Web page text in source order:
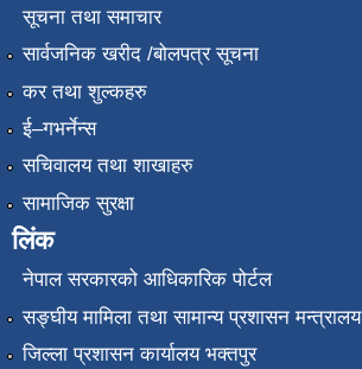
सूचना तथा समाचार
सार्वजनिक खरीद /बोलपत्र सूचना
कर तथा शुल्कहरु
ई–गभर्नेन्स
सचिवालय तथा शाखाहरु
सामाजिक सुरक्षा
लिंक
नेपाल सरकारको आधिकारिक पोर्टल
सङ्‍घीय मामिला तथा सामान्य प्रशासन मन्त्रालय
जिल्ला प्रशासन कार्यालय भक्तपुर